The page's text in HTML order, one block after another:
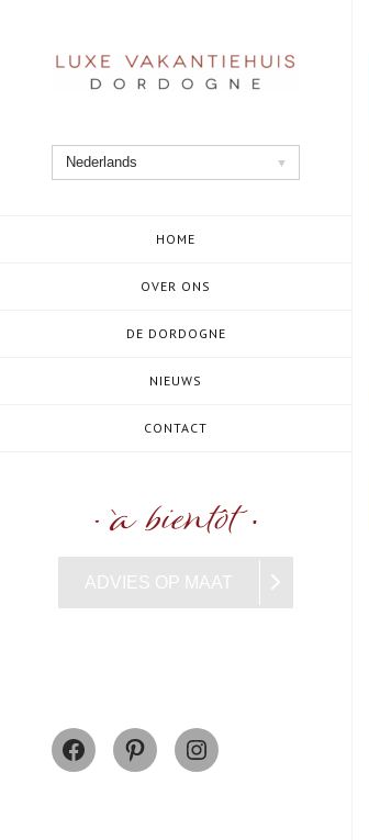
Nederlands
HOME
OVER ONS
DE DORDOGNE
NIEUWS
CONTACT
ADVIES OP MAAT
Facebook
PinterestInstagram